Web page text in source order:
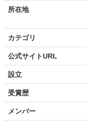
所在地
カテゴリ
公式サイトURL
設立
受賞歴
メンバー